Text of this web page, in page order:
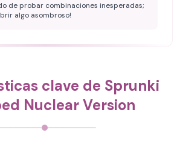
de probar combinaciones inesperadas;
algo asombroso!
clave de Sprunki
Nuclear Version